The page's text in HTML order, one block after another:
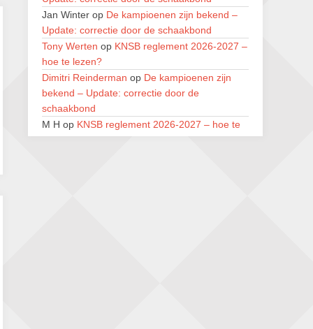
28 augustus 2026 · Goirle
Keisnel Schaaktoernooi
29 augustus 2026 · Amersfoort
Kroeg & Loper Leiden
30 augustus 2026 · Leiden
Open Schaakkampioenschap van
Arnhem
4 september 2026 · ARNHEM
Jan Winter op De kampioenen zijn bekend –
Update: correctie door de schaakbond
Tony Werten op KNSB reglement 2026-2027 –
hoe te lezen?
Dimitri Reinderman op De kampioenen zijn
bekend – Update: correctie door de
schaakbond
M H op KNSB reglement 2026-2027 – hoe te
lezen?